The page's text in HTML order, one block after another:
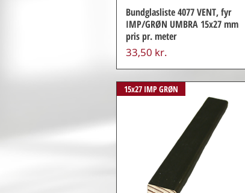
Bundglasliste 4077 VENT, fyr
IMP/GRØN UMBRA 15x27 mm
pris pr. meter
Pris
33,50 kr.
15x27 IMP GRØN